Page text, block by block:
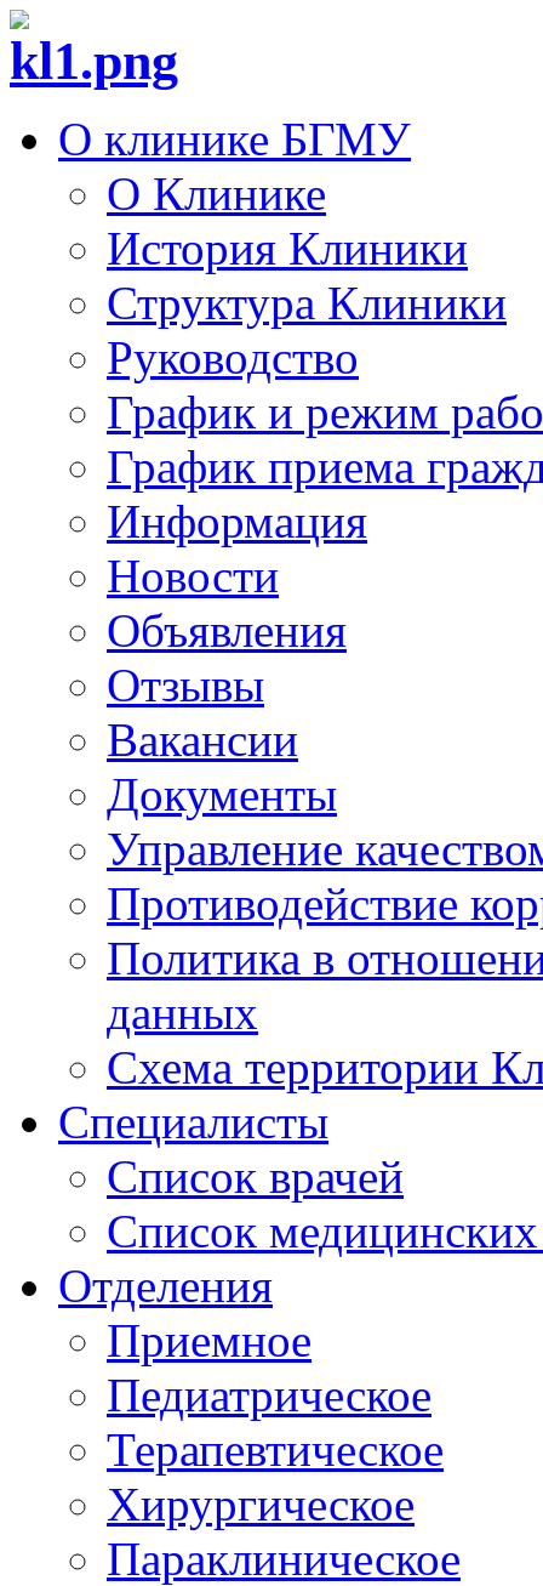
О клинике БГМУ
О Клинике
История Клиники
Структура Клиники
Руководство
График и режим
График приема
Информация
Новости
Объявления
Отзывы
Вакансии
Документы
Управление
Противодействие
Политика в
данных
Схема территории
Специалисты
Список врачей
Список медицинских
Отделения
Приемное
Педиатрическое
Терапевтическое
Хирургическое
Параклиническое